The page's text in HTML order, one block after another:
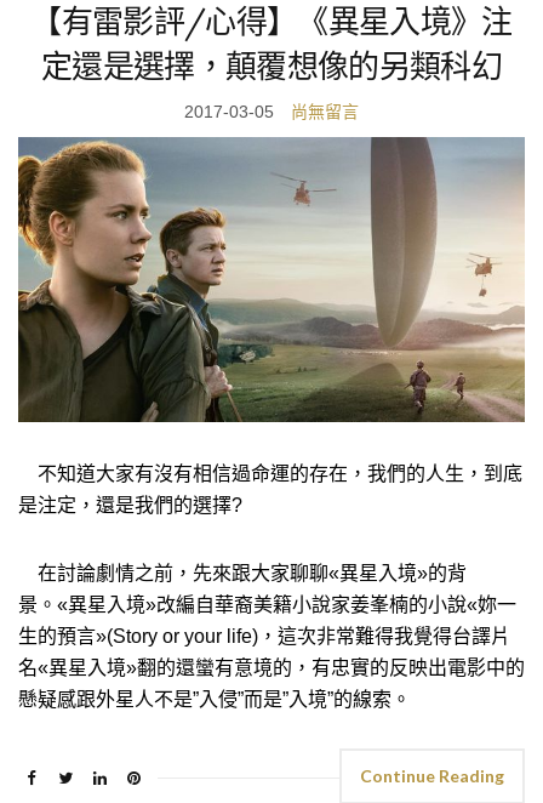
【有雷影評/心得】《異星入境》注
定還是選擇，顛覆想像的另類科幻
2017-03-05 尚無留言
不知道大家有沒有相信過命運的存在，我們的人生，到底
是注定，還是我們的選擇?
在討論劇情之前，先來跟大家聊聊«異星入境»的背
景。«異星入境»改編自華裔美籍小說家姜峯楠的小說«妳一
生的預言»(Story or your life)，這次非常難得我覺得台譯片
名«異星入境»翻的還蠻有意境的，有忠實的反映出電影中的
懸疑感跟外星人不是”入侵”而是”入境”的線索。
Continue Reading